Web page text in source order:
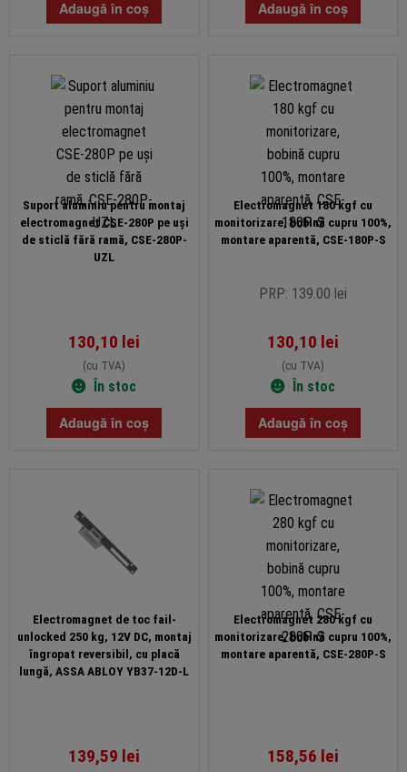
Adaugă în coș Adaugă în coș
Suport aluminiu pentru montaj
electromagnet CSE-280P pe uși
de sticlă fără ramă, CSE-280P-
UZL
130,10 lei
(cu TVA)
În stoc
Adaugă în coș
Electromagnet 180 kgf cu
monitorizare, bobină cupru 100%,
montare aparentă, CSE-180P-S
PRP: 139.00 lei
130,10 lei
(cu TVA)
În stoc
Adaugă în coș
Electromagnet de toc fail-
unlocked 250 kg, 12V DC, montaj
îngropat reversibil, cu placă
lungă, ASSA ABLOY YB37-12D-L
139,59 lei
Electromagnet 280 kgf cu
monitorizare, bobină cupru 100%,
montare aparentă, CSE-280P-S
158,56 lei